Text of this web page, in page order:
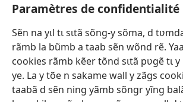
Paramètres de confidentialité
Sẽn na yɩl tɩ sɩtã sõng-y sõma, d
rãmb la bũmb a taab sẽn wõnd rẽ.
cookies rãmb kẽer tõnd sɩtã pʋgẽ tɩ
ye. La y tõe n sakame wall y zãgs
taabã d sẽn ning yãmb sõngr yĩng
Kũuni
(ouvre
une
nouvelle
fenêtre)
Watchtower SƐB VAEESG ZĨIGA™
(ouvre
une
nouvelle
fenêtre)
JW Hub ®
(ouvre
une
nouvelle